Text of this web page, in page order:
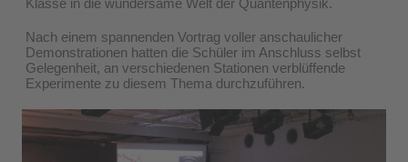
Nach einem spannenden Vortrag voller anschaulicher
Demonstrationen hatten die Schüler im Anschluss selbst
Gelegenheit, an verschiedenen Stationen verblüffende
Experimente zu diesem Thema durchzuführen.